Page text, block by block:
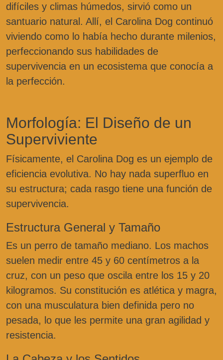
difíciles y climas húmedos, sirvió como un
santuario natural. Allí, el Carolina Dog continuó
viviendo como lo había hecho durante milenios,
perfeccionando sus habilidades de
supervivencia en un ecosistema que conocía a
la perfección.
Morfología: El Diseño de un
Superviviente
Físicamente, el Carolina Dog es un ejemplo de
eficiencia evolutiva. No hay nada superfluo en
su estructura; cada rasgo tiene una función de
supervivencia.
Estructura General y Tamaño
Es un perro de tamaño mediano. Los machos
suelen medir entre 45 y 60 centímetros a la
cruz, con un peso que oscila entre los 15 y 20
kilogramos. Su constitución es atlética y magra,
con una musculatura bien definida pero no
pesada, lo que les permite una gran agilidad y
resistencia.